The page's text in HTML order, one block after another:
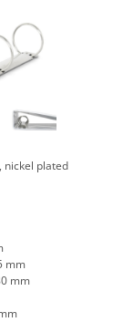
nickel plated
mm
mm